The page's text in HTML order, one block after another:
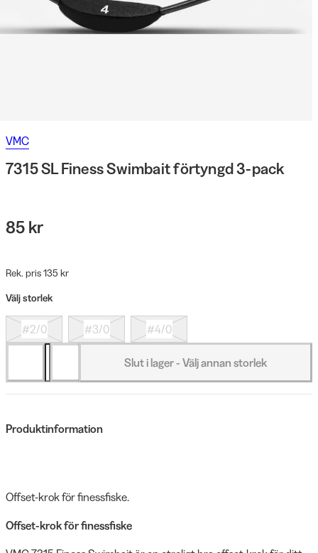
VMC
7315 SL Finess Swimbait förtyngd 3-pack
85 kr
Rek. pris 135 kr
Välj storlek
#2/0 #3/0 #4/0
Slut i lager - Välj annan storlek
Produktinformation
Offset-krok för finessfiske.
Offset-krok för finessfiske